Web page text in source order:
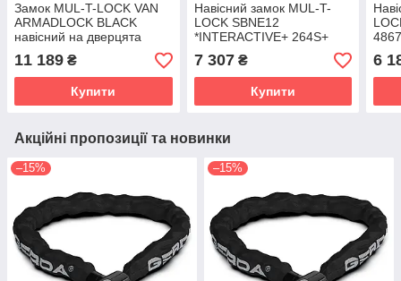
Замок MUL-T-LOCK VAN
ARMADLOCK BLACK
навісний на дверцята
автомобіля 223G+ 3KEY
DND3D_BLUE_INS
(Ізраїль)
11 189 ₴
Купити
Навісний замок MUL-T-
LOCK SBNE12
*INTERACTIVE+ 264S+
3KEY 18 мм 12 мм
(Ізраїль)
7 307₴
Купити
6
Акційні пропозиції та новинки
–15% –15%